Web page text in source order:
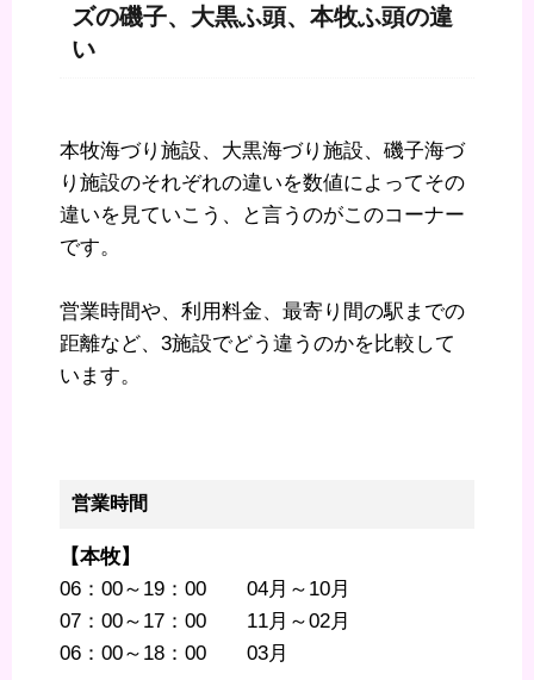
ズの磯子、大黒ふ頭、本牧ふ頭の違
い
本牧海づり施設、大黒海づり施設、磯子海づ
り施設のそれぞれの違いを数値によってその
違いを見ていこう、と言うのがこのコーナー
です。
営業時間や、利用料金、最寄り間の駅までの
距離など、3施設でどう違うのかを比較して
います。
営業時間
【本牧】
06：00～19：00 04月～10月
07：00～17：00 11月～02月
06：00～18：00 03月